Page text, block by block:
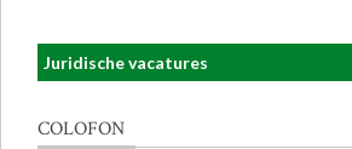
Juridische vacatures
COLOFON